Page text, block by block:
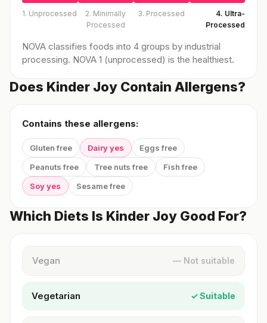
1. Unprocessed
2. Minimally
Processed
3. Processed
4. Ultra-
Processed
NOVA classifies foods into 4 groups by industrial
processing. NOVA 1 (unprocessed) is the healthiest.
Does Kinder Joy Contain Allergens?
Contains these allergens:
Gluten free Dairy yes
Eggs free
Peanuts free
Tree nuts free
Fish free
Soy yes
Sesame free
Which Diets Is Kinder Joy Good For?
Vegan — Not suitable
Vegetarian ✓ Suitable